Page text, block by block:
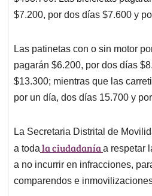
$7.200, por dos días $7.600 y
Las patinetas con o sin motor
pagarán $6.200, por dos días
$13.300; mientras que las
por un día, dos días 15.700 y
La Secretaria Distrital de
a toda la ciudadaníaa respetar
a no incurrir en infracciones,
comparendos e